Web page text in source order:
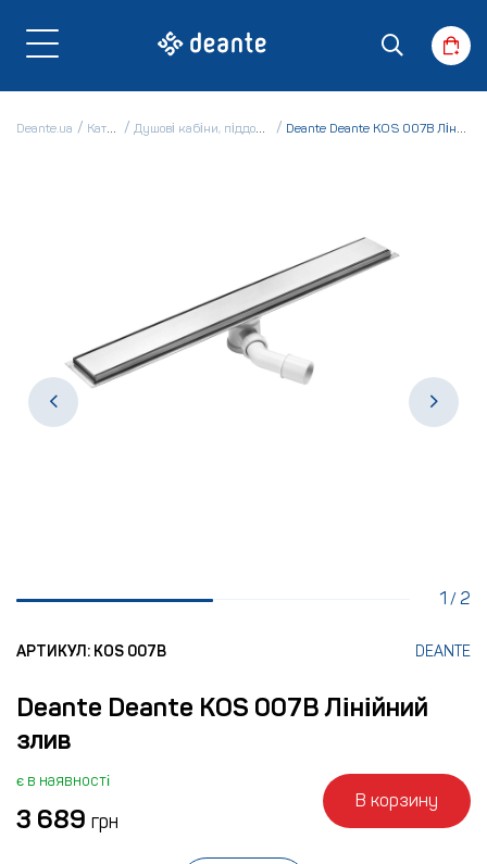
Deante.ua Каталог Душові кабіни, піддони і ванни Deante Deante KOS 007B Лінійний злив
1 /2
АРТИКУЛ: KOS 007B DEANTE
Deante Deante KOS 007B Лінійний
злив
є в наявності
3 689 грн
В корзину